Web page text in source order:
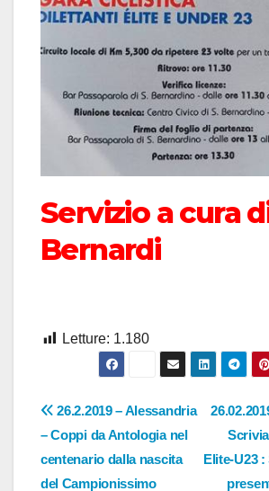
Servizio a cura
Bernardi
Letture: 1.180
Navigazione
articoli
Elite-U23
26.2.2019 – Alessandria
– Coppi da Antologia nel
centenario dalla nascita
del Campionissimo